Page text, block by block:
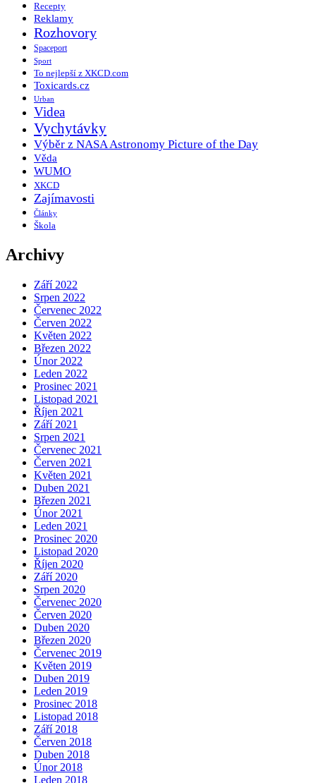
Recepty
Reklamy
Rozhovory
Spaceport
Sport
To nejlepší z XKCD.com
Toxicards.cz
Urban
Videa
Vychytávky
Výběr z NASA Astronomy Picture of the Day
Věda
WUMO
XKCD
Zajímavosti
Články
Škola
Archivy
Září 2022
Srpen 2022
Červenec 2022
Červen 2022
Květen 2022
Březen 2022
Únor 2022
Leden 2022
Prosinec 2021
Listopad 2021
Říjen 2021
Září 2021
Srpen 2021
Červenec 2021
Červen 2021
Květen 2021
Duben 2021
Březen 2021
Únor 2021
Leden 2021
Prosinec 2020
Listopad 2020
Říjen 2020
Září 2020
Srpen 2020
Červenec 2020
Červen 2020
Duben 2020
Březen 2020
Červenec 2019
Květen 2019
Duben 2019
Leden 2019
Prosinec 2018
Listopad 2018
Září 2018
Červen 2018
Duben 2018
Únor 2018
Leden 2018